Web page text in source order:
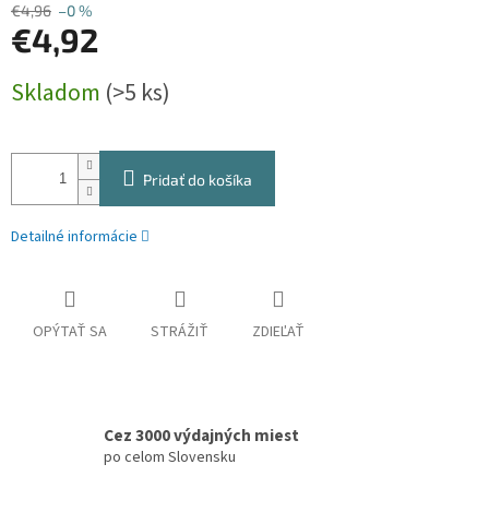
€4,96 –0 %
€4,92
cena:
Skladom (>5 ks)
Pridať do košíka
Detailné informácie
OPÝTAŤ SA STRÁŽIŤ ZDIEĽAŤ
Cez 3000 výdajných miest
po celom Slovensku